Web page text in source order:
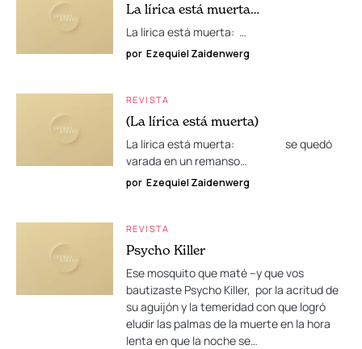
La lírica está muerta…
La lírica está muerta: …
por Ezequiel Zaidenwerg
REVISTA
(La lírica está muerta)
La lírica está muerta: se quedó
varada en un remanso…
por Ezequiel Zaidenwerg
REVISTA
Psycho Killer
Ese mosquito que maté –y que vos
bautizaste Psycho Killer, por la acritud de
su aguijón y la temeridad con que logró
eludir las palmas de la muerte en la hora
lenta en que la noche se…